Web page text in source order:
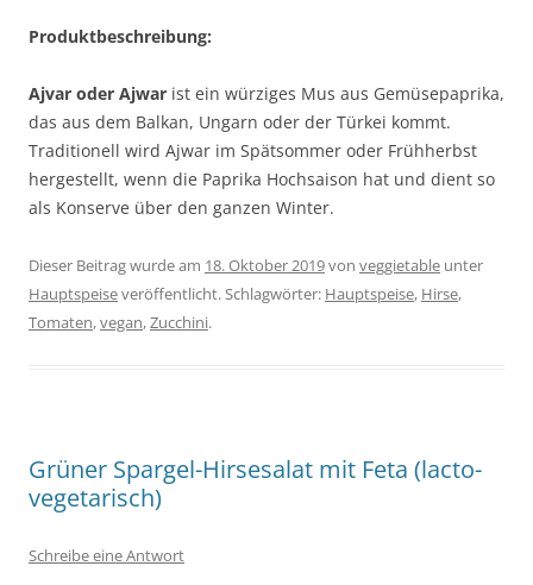
Produktbeschreibung:
Ajvar oder Ajwar ist ein würziges Mus aus Gemüsepaprika,
das aus dem Balkan, Ungarn oder der Türkei kommt.
Traditionell wird Ajwar im Spätsommer oder Frühherbst
hergestellt, wenn die Paprika Hochsaison hat und dient so
als Konserve über den ganzen Winter.
Dieser Beitrag wurde am 18. Oktober 2019von veggietable unter
Hauptspeiseveröffentlicht. Schlagwörter: Hauptspeise, Hirse,
Tomaten,vegan,Zucchini.
Grüner Spargel-Hirsesalat mit Feta (lacto-
vegetarisch)
Schreibe eine Antwort